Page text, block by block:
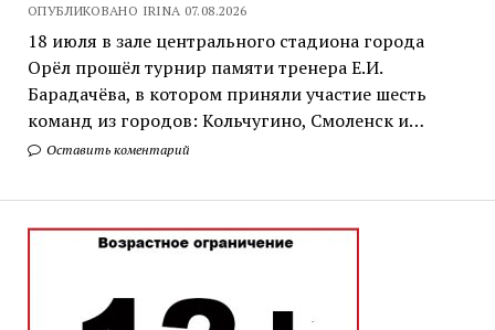
ОПУБЛИКОВАНО IRINA 07.08.2026
18 июля в зале центрального стадиона города
Орёл прошёл турнир памяти тренера Е.И.
Барадачёва, в котором приняли участие шесть
команд из городов: Кольчугино, Смоленск и…
Оставить коментарий